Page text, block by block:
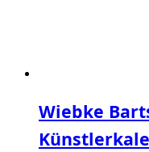
Wiebke